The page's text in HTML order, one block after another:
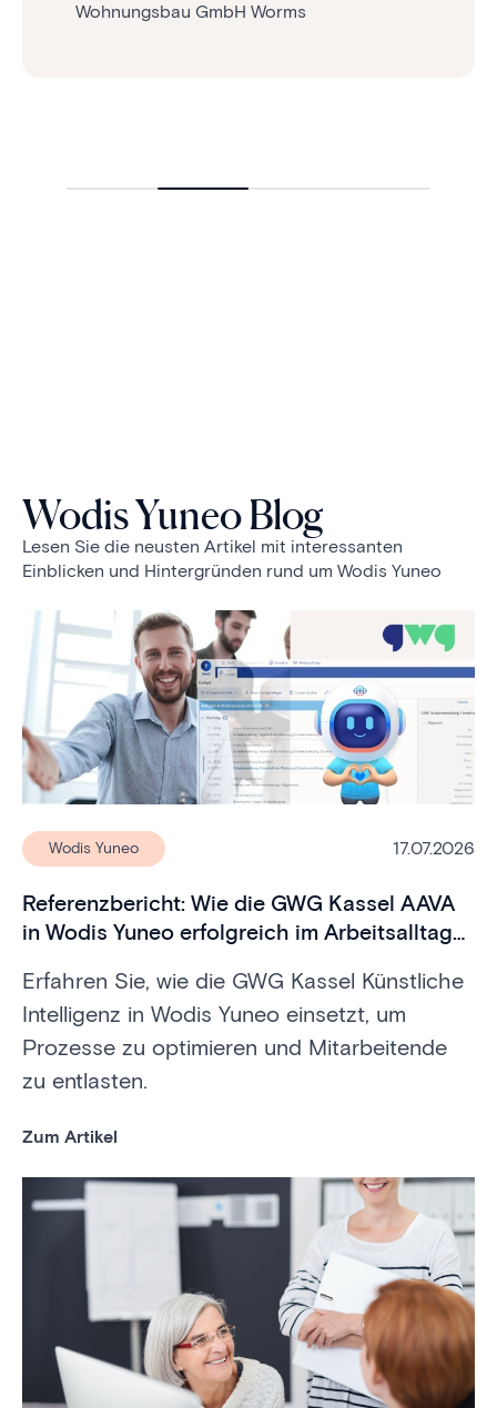
Wohnungsbau GmbH Worms
Wodis Yuneo Blog
Lesen Sie die neusten Artikel mit interessanten
Einblicken und Hintergründen rund um Wodis Yuneo
Wodis Yuneo 17.07.2026
Referenzbericht: Wie die GWG Kassel AAVA
in Wodis Yuneo erfolgreich im Arbeitsalltag
Erfahren Sie, wie die GWG Kassel Künstliche
Intelligenz in Wodis Yuneo einsetzt, um
Prozesse zu optimieren und Mitarbeitende
zu entlasten.
Zum Artikel